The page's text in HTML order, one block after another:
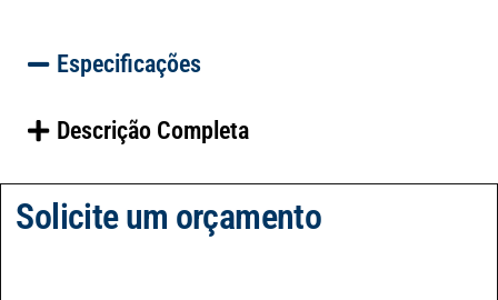
Especificações
Descrição Completa
Solicite um orçamento